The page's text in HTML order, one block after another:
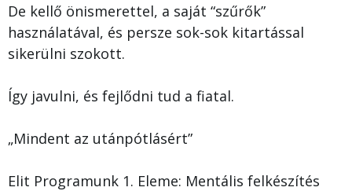
De kellő önismerettel, a saját “szűrők”
használatával, és persze sok-sok kitartással
sikerülni szokott.
Így javulni, és fejlődni tud a fiatal.
„Mindent az utánpótlásért”
Elit Programunk 1. Eleme: Mentális felkészítés